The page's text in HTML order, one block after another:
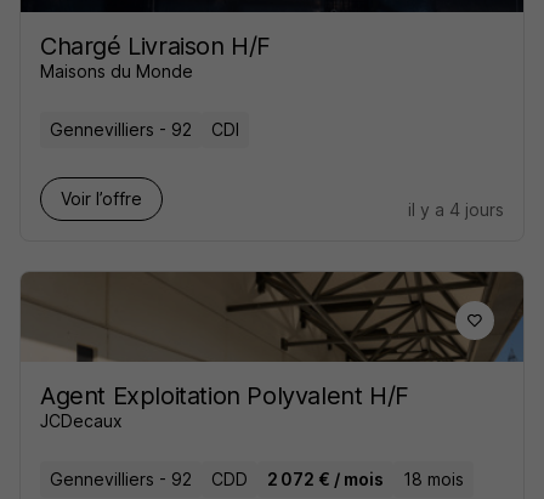
Chargé Livraison H/F
Maisons du Monde
Gennevilliers - 92 CDI
Voir l’offre
il y a 4 jours
Agent Exploitation Polyvalent H/F
JCDecaux
Gennevilliers - 92 CDD 2 072 € / mois 18 mois